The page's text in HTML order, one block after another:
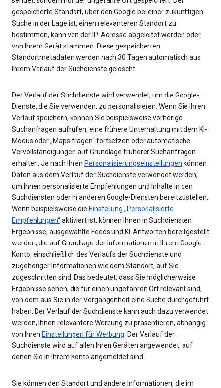
gespeicherte Standort, über den Google bei einer zukünftigen
Suche in der Lage ist, einen relevanteren Standort zu
bestimmen, kann von der IP-Adresse abgeleitet werden oder
von Ihrem Gerät stammen. Diese gespeicherten
Standortmetadaten werden nach 30 Tagen automatisch aus
Ihrem Verlauf der Suchdienste gelöscht.
Der Verlauf der Suchdienste wird verwendet, um die Google-
Dienste, die Sie verwenden, zu personalisieren. Wenn Sie Ihren
Verlauf speichern, können Sie beispielsweise vorherige
Suchanfragen aufrufen, eine frühere Unterhaltung mit dem KI-
Modus oder „Maps fragen“ fortsetzen oder automatische
Vervollständigungen auf Grundlage früherer Suchanfragen
erhalten. Je nach Ihren Personalisierungseinstellungen können
Daten aus dem Verlauf der Suchdienste verwendet werden,
um Ihnen personalisierte Empfehlungen und Inhalte in den
Suchdiensten oder in anderen Google-Diensten bereitzustellen.
Wenn beispielsweise die Einstellung „Personalisierte
Empfehlungen“aktiviert ist, können Ihnen in Suchdiensten
Ergebnisse, ausgewählte Feeds und KI-Antworten bereitgestellt
werden, die auf Grundlage der Informationen in Ihrem Google-
Konto, einschließlich des Verlaufs der Suchdienste und
zugehöriger Informationen wie dem Standort, auf Sie
zugeschnitten sind. Das bedeutet, dass Sie möglicherweise
Ergebnisse sehen, die für einen ungefähren Ort relevant sind,
von dem aus Sie in der Vergangenheit eine Suche durchgeführt
haben. Der Verlauf der Suchdienste kann auch dazu verwendet
werden, Ihnen relevantere Werbung zu präsentieren, abhängig
von Ihren Einstellungen für Werbung. Der Verlauf der
Suchdienste wird auf allen Ihren Geräten angewendet, auf
denen Sie in Ihrem Konto angemeldet sind.
Sie können den Standort und andere Informationen, die im